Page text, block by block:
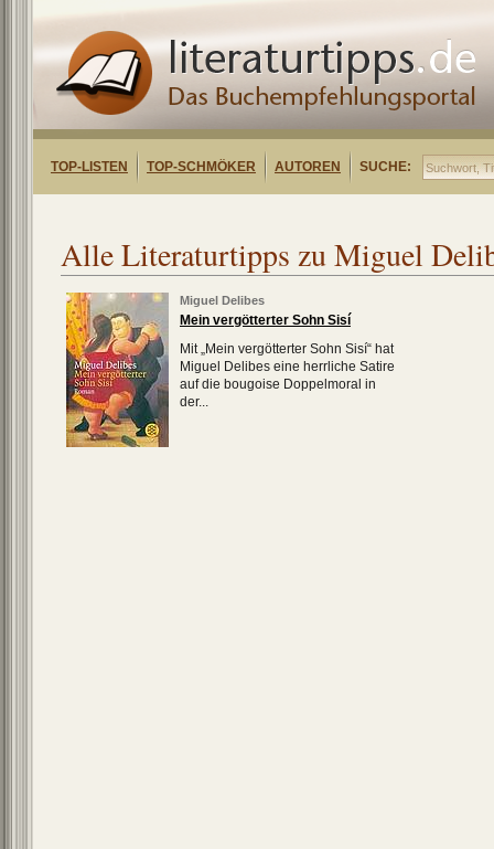
TOP-LISTEN TOP-SCHMÖKER AUTOREN SUCHE:
Alle Literaturtipps zu Miguel
Miguel Delibes
Mein vergötterter Sohn Sisí
Mit „Mein vergötterter Sohn Sisí“ hat
Miguel Delibes eine herrliche Satire
auf die bougoise Doppelmoral in
der...